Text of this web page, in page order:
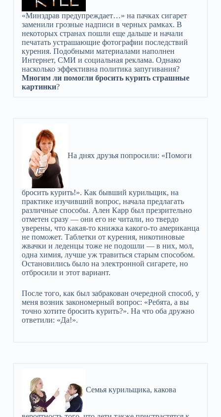
«Минздрав предупреждает…» на пачках сигарет
заменили грозные надписи в черных рамках. В
некоторых странах пошли еще дальше и начали
печатать устрашающие фотографии последствий
курения. Подобными материалами наполнен
Интернет, СМИ и социальная реклама. Однако
насколько эффективна политика запугивания?
Многим ли помогли бросить курить страшные
картинки?
На днях друзья попросили: «Помоги
бросить курить!». Как бывший курильщик, на
практике изучивший вопрос, начала предлагать
различные способы. Ален Карр был презрительно
отметен сразу — они его не читали, но твердо
уверены, что какая-то книжка какого-то американца
не поможет. Таблетки от курения, никотиновые
жвачки и леденцы тоже не подошли — в них, мол,
одна химия, лучше уж травиться старым способом.
Остановились было на электронной сигарете, но
отбросили и этот вариант.
После того, как был забракован очередной способ, у
меня возник закономерный вопрос: «Ребята, а вы
точно хотите бросить курить?». На что оба дружно
ответили: «Да!».
Семья курильщика, какова